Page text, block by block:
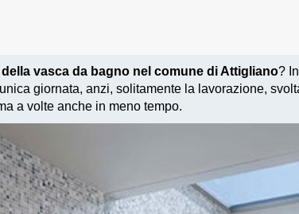
vasca da bagno nel comune di Attigliano?
giornata, anzi, solitamente la lavorazione,
a volte anche in meno tempo.